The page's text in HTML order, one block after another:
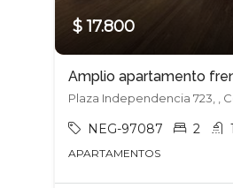
$ 17.800
Plaza Independencia 723, ,
NEG-97087 2 1
APARTAMENTOS